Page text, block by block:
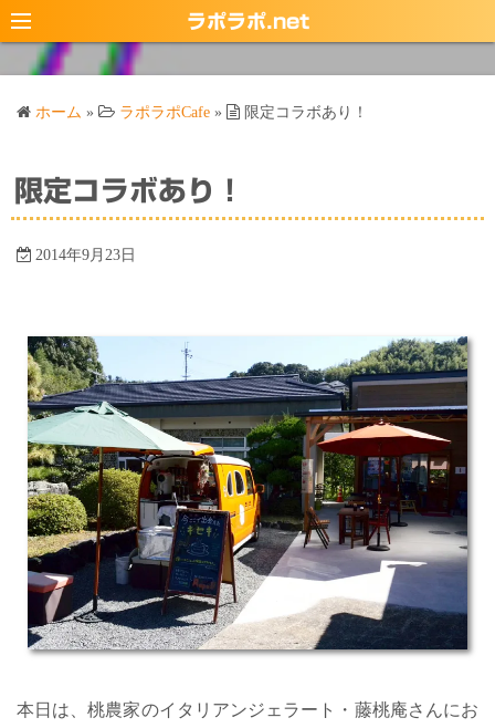
コ
ン
キ
ラポラポ.net
ホーム » ラポラポCafe » 限定コラボあり！
限定コラボあり！
2014年9月23日
本日は、桃農家のイタリアンジェラート・藤桃庵さんにお